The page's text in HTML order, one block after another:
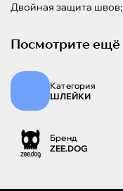
Двойная защита швов;
Посмотрите ещё
Категория
ШЛЕЙКИ
Бренд
ZEE.DOG